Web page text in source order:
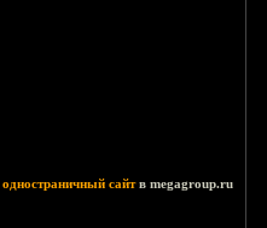
одностраничный сайтв megagroup.ru